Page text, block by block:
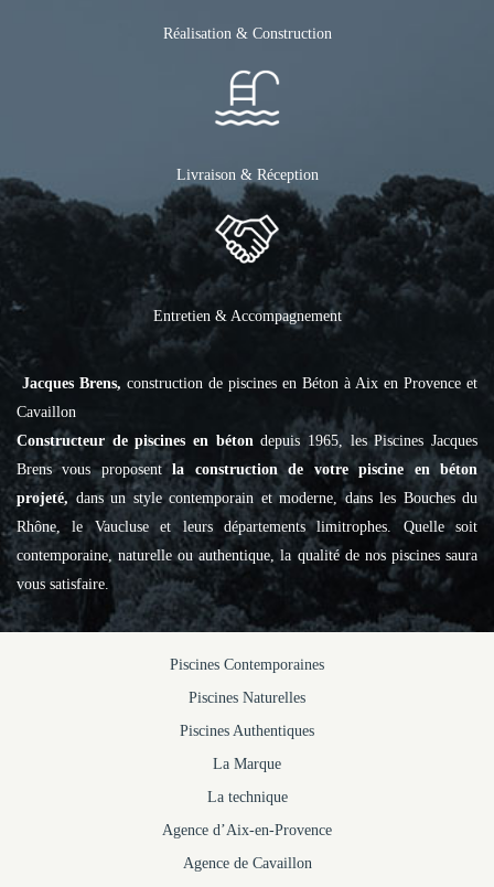
Réalisation & Construction
Livraison & Réception
Entretien & Accompagnement
Jacques Brens, construction de piscines en Béton à Aix en Provence et
Cavaillon
Constructeur de piscines en bétondepuis 1965, les Piscines Jacques
Brens vous proposentla construction de votre piscine en béton
projeté, dans un style contemporain et moderne, dans les Bouches du
Rhône, le Vaucluse et leurs départements limitrophes. Quelle soit
contemporaine, naturelle ou authentique, la qualité de nos piscines saura
vous satisfaire.
Piscines Contemporaines
Piscines Naturelles
Piscines Authentiques
La Marque
La technique
Agence d’Aix-en-Provence
Agence de Cavaillon